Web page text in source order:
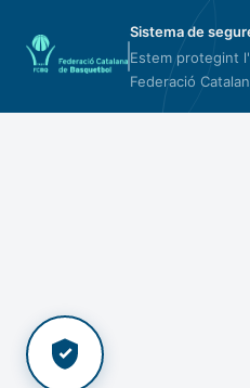
Sistema de
Estem protegint
Federació